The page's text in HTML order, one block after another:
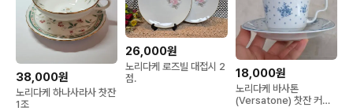
38,000원
노리다케 하나사라사 찻잔
1조
26,000원
노리다케 로즈빌 대접시 2
점.
18,000원
노리다케 바사톤
(Versatone) 찻잔 커피